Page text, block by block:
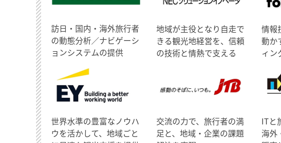
訪日・国内・海外旅行者
の動態分析／ナビゲーシ
ョンシステムの提供
地域が主役となり自走で
きる観光地経営を、信頼
の技術と情熱で支える
情報
動か
ィン
世界水準の豊富なノウハ
ウを活かして、地域ごと
交流の力で、旅行者の満
足と、地域・企業の課題
ITと
海外